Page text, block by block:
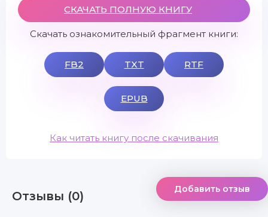
СКАЧАТЬ ПОЛНУЮ КНИГУ
Скачать ознакомительный фрагмент книги:
FB2 TXT RTF
EPUB
Как читать книгу после скачивания
Отзывы (0) Добавить отзыв